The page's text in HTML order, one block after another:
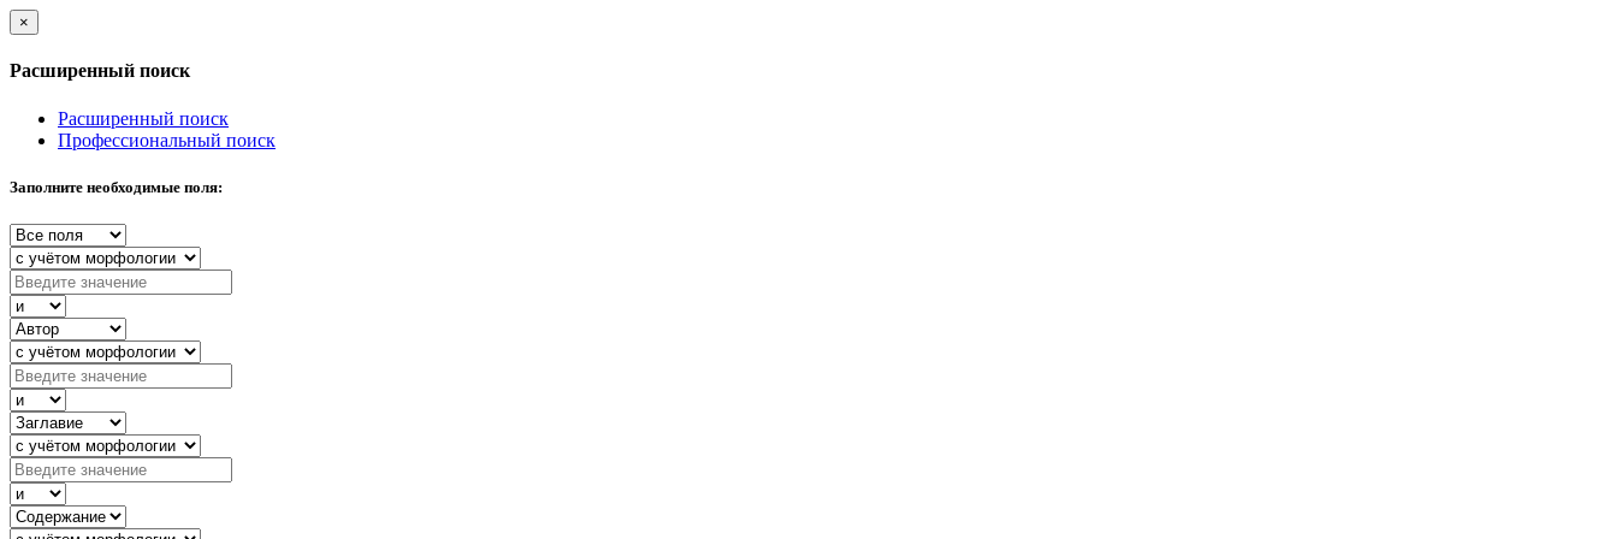
×
Расширенный поиск
Расширенный поиск
Профессиональный поиск
Заполните необходимые поля: